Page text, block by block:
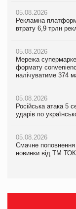
05.08.2026
Рекламна
втрату 6,9 трлн
05.08.2026
Мережа
формату
налічуватиме 374
05.08.2026
Російська атака 5
ударів по
05.08.2026
Смачне
новинки від ТМ
05.08.2026
Рекламна
втрату 6,9 трлн
05.08.2026
Мережа
формату
налічуватиме 374
05.08.2026
Російська атака 5
ударів по
05.08.2026
Смачне
новинки від ТМ
05.08.2026
Рекламна
втрату 6,9 трлн
05.08.2026
Adidas витратила
продуктів